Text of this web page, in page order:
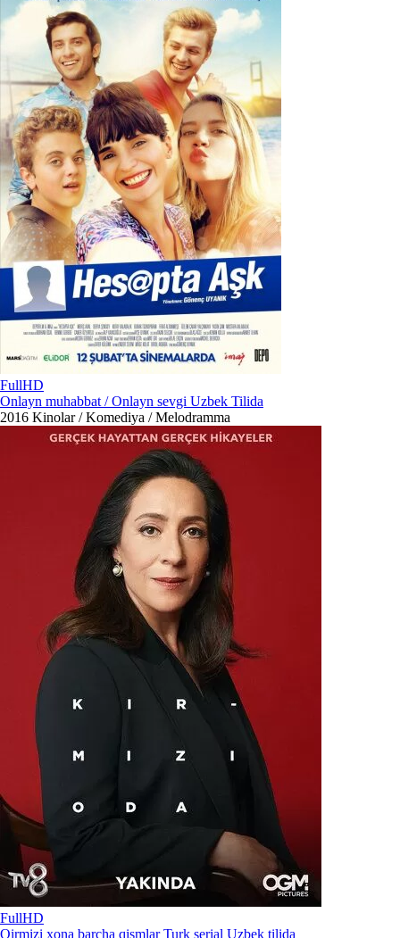
FullHD
Onlayn muhabbat / Onlayn sevgi Uzbek Tilida
2016 Kinolar / Komediya / Melodramma
FullHD
Qirmizi xona barcha qismlar Turk serial Uzbek tilida